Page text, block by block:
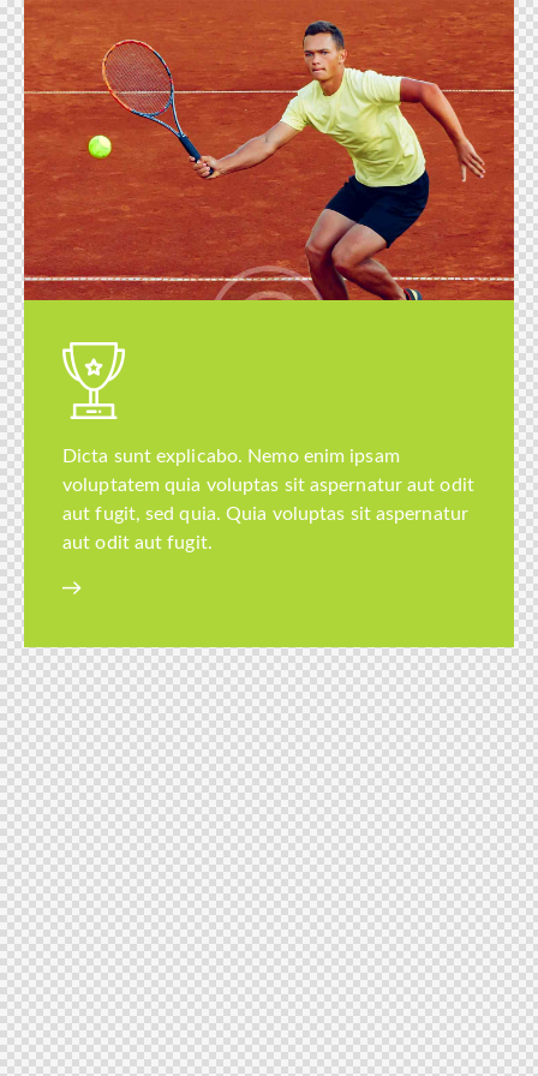
Dicta sunt explicabo. Nemo enim ipsam
voluptatem quia voluptas sit aspernatur aut odit
aut fugit, sed quia. Quia voluptas sit aspernatur
aut odit aut fugit.